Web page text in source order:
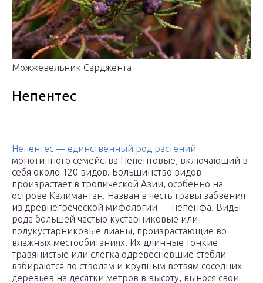
Можжевельник Сарджента
Непентес
Непентес — единственный род растений
монотипного семейства Непентовые, включающий в
себя около 120 видов. Большинство видов
произрастает в тропической Азии, особенно на
острове Калимантан. Назван в честь травы забвения
из древнегреческой мифологии — непенфа. Виды
рода большей частью кустарниковые или
полукустарниковые лианы, произрастающие во
влажных местообитаниях. Их длинные тонкие
травянистые или слегка одревесневшие стебли
взбираются по стволам и крупным ветвям соседних
деревьев на десятки метров в высоту, вынося свои